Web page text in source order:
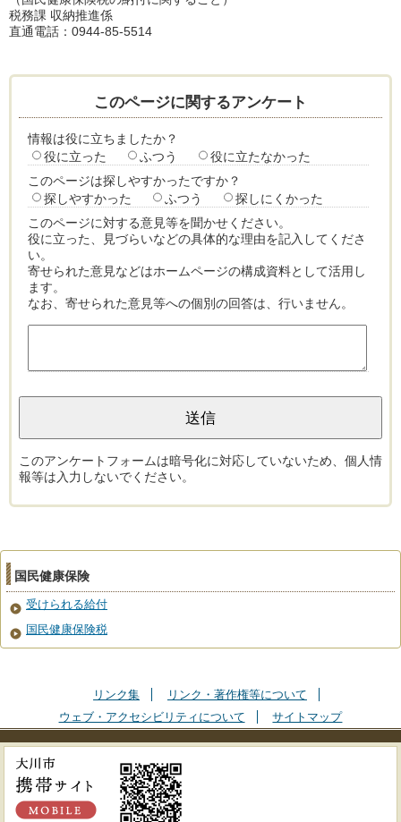
税務課 収納推進係
直通電話：0944-85-5514
このページに関するアンケート
情報は役に立ちましたか？
役に立った
ふつう
役に立たなかった
このページは探しやすかったですか？
探しやすかった
ふつう
探しにくかった
このページに対する意見等を聞かせください。
役に立った、見づらいなどの具体的な理由を記入してくださ
い。
寄せられた意見などはホームページの構成資料として活用し
ます。
なお、寄せられた意見等への個別の回答は、行いません。
このアンケートフォームは暗号化に対応していないため、個人情
報等は入力しないでください。
国民健康保険
受けられる給付
国民健康保険税
リンク集
リンク・著作権等について
ウェブ・アクセシビリティについて
サイトマップ